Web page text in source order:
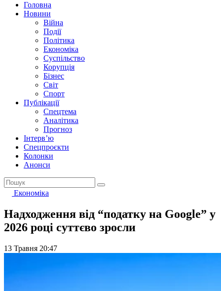
Головна
Новини
Війна
Події
Політика
Економіка
Суспільство
Корупція
Бізнес
Світ
Спорт
Публікації
Спецтема
Аналітика
Прогноз
Інтерв’ю
Спецпроєкти
Колонки
Анонси
Економіка
Надходження від “податку на Google” у
2026 році суттєво зросли
13 Травня 20:47